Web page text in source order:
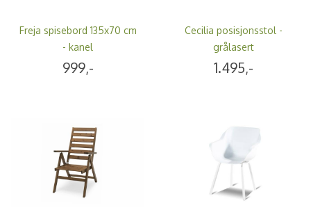
Freja spisebord 135x70 cm
- kanel
999,-
Cecilia posisjonsstol -
grålasert
1.495,-